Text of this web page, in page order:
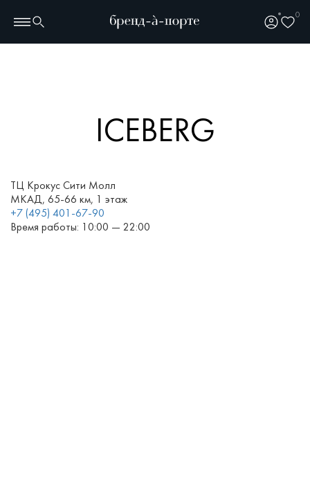
0
ICEBERG
ТЦ Крокус Сити Молл
МКАД, 65-66 км, 1 этаж
+7 (495) 401-67-90
Время работы: 10:00 — 22:00